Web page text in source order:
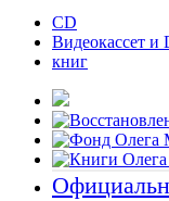
CD
Видеокассет и
книг